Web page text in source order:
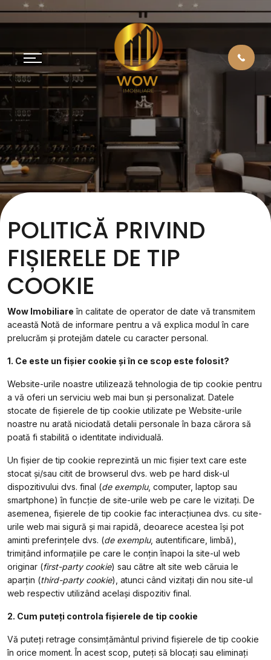
POLITICĂ PRIVIND
FIȘIERELE DE TIP
COOKIE
Wow Imobiliare în calitate de operator de date vă transmitem
această Notă de informare pentru a vă explica modul în care
prelucrăm și protejăm datele cu caracter personal.
1. Ce este un fişier cookie şi în ce scop este folosit?
Website-urile noastre utilizează tehnologia de tip cookie pentru
a vă oferi un serviciu web mai bun și personalizat. Datele
stocate de fișierele de tip cookie utilizate pe Website-urile
noastre nu arată niciodată detalii personale în baza cărora să
poată fi stabilită o identitate individuală.
Un fișier de tip cookie reprezintă un mic fișier text care este
stocat și/sau citit de browserul dvs. web pe hard disk-ul
dispozitivului dvs. final (de exemplu, computer, laptop sau
smartphone) în funcție de site-urile web pe care le vizitați. De
asemenea, fișierele de tip cookie fac interacțiunea dvs. cu site-
urile web mai sigură și mai rapidă, deoarece acestea își pot
aminti preferințele dvs. (de exemplu, autentificare, limbă),
trimițând informațiile pe care le conțin înapoi la site-ul web
originar (first-party cookie) sau către alt site web căruia le
aparțin (third-party cookie), atunci când vizitați din nou site-ul
web respectiv utilizând același dispozitiv final.
2. Cum puteţi controla fişierele de tip cookie
Vă puteți retrage consimțământul privind fișierele de tip cookie
în orice moment. În acest scop, puteţi să blocaţi sau eliminaţi